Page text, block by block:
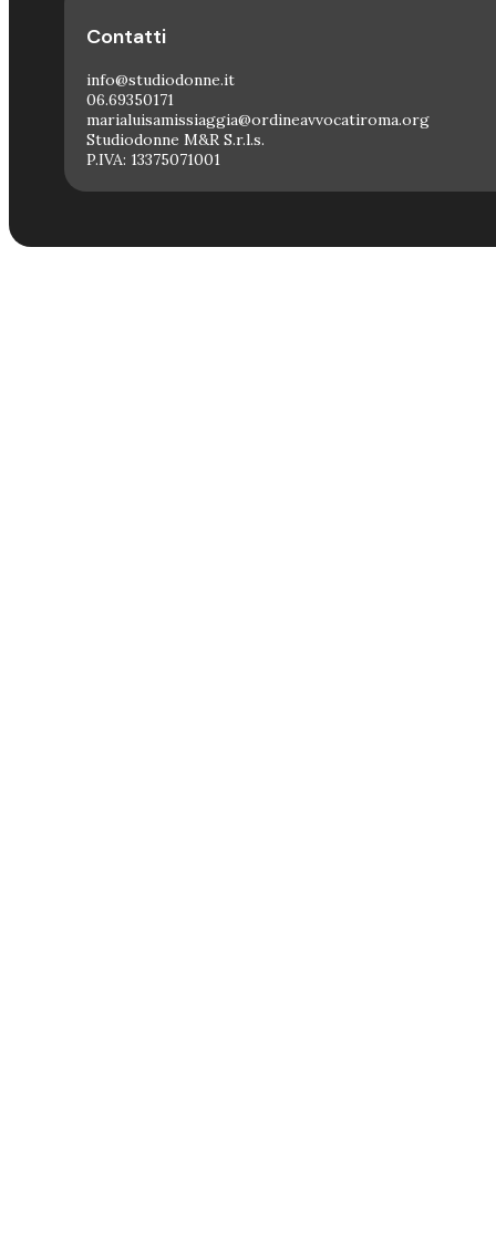
Contatti
info@studiodonne.it
06.69350171
marialuisamissiaggia@ordineavvocatiroma.org
Studiodonne M&R S.r.l.s.
P.IVA: 13375071001